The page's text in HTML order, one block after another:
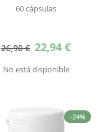
60 cápsulas
26,90 € Precio
especial
22,94 €
No está disponible
-24%